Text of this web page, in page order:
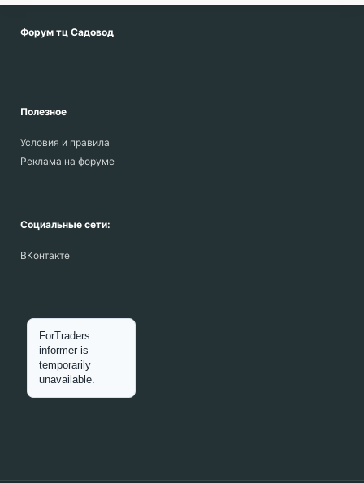
Форум тц Садовод
Полезное
Условия и правила
Реклама на форуме
Социальные сети:
ВКонтакте